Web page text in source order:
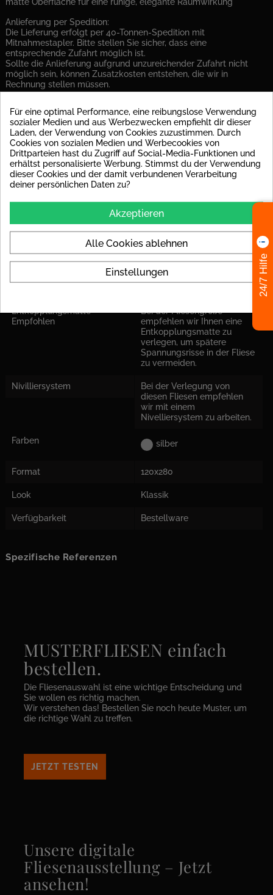
matte Oberfläche für eine ruhige, elegante Raumwirkung
Anlieferung per Spedition:
Die Lieferung erfolgt per 40-Tonnen-Spedition mit
Mitnahmestapler. Bitte stellen Sie sicher, dass eine
entsprechende Zufahrt möglich ist.
Sollte die Anlieferung aufgrund unzureichender Zufahrt nicht
möglich sein, können Zusatzkosten entstehen, die wir in
Rechnung stellen müssen.
Entkopplungsmatte zur fachgerechten Verlegung zwingend
erforderlich.
PRODUKT DETAILS
Datenblatt
Feinsteinzeug glasiert
Stärke 6 mm
Fliese Rektifiziert ja
Für Boden und Wand
Entkopplungsmatte
Empfohlen
Bei der Fliesengröße
empfehlen wir Ihnen eine
Entkopplungsmatte zu
verlegen, um spätere
Spannungsrisse in der Fliese
zu vermeiden.
Nivilliersystem
Bei der Verlegung von
diesen Fliesen empfehlen
wir mit einem
Nivelliersystem zu arbeiten.
Farben silber
Format 120x280
Look Klassik
Verfügbarkeit Bestellware
Spezifische Referenzen
MUSTERFLIESEN einfach
bestellen.
Die Fliesenauswahl ist eine wichtige Entscheidung und
Sie wollen es richtig machen.
Wir verstehen das! Bestellen Sie noch heute Muster, um
die richtige Wahl zu treffen.
JETZT TESTEN
Unsere digitale
Fliesenausstellung – Jetzt
ansehen!
Für eine optimal Performance, eine reibungslose Verwendung
sozialer Medien und aus Werbezwecken empfiehlt dir dieser
Laden, der Verwendung von Cookies zuzustimmen. Durch
Cookies von sozialen Medien und Werbecookies von
Drittparteien hast du Zugriff auf Social-Media-Funktionen und
erhältst personalisierte Werbung. Stimmst du der Verwendung
dieser Cookies und der damit verbundenen Verarbeitung
deiner persönlichen Daten zu?
Akzeptieren
Alle Cookies ablehnen
Einstellungen 24/7 Hilfe